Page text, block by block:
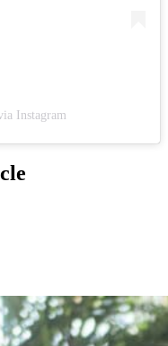
Instagram